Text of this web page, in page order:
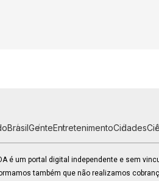
BrasilGenteEntretenimentoCidades
é um portal digital independente e sem
também que não realizamos